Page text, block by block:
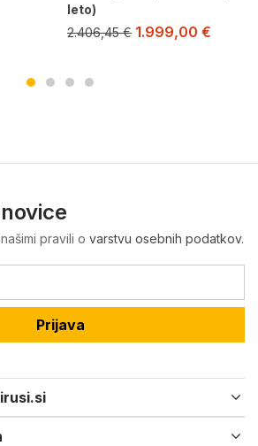
leto)
2.406,45€ 1.999,00 €
pravili o varstvu osebnih podatkov.
Prijava